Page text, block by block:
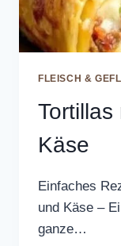
FLEISCH &
Tortillas
Käse
Einfaches
und Käse –
ganze…